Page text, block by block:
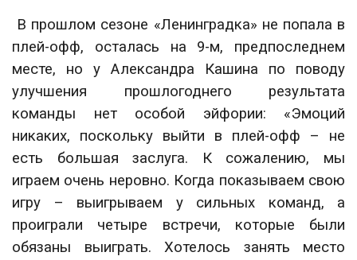
В прошлом сезоне «Ленинградка» не попала в
плей-офф, осталась на 9-м, предпоследнем
месте, но у Александра Кашина по поводу
улучшения прошлогоднего результата
команды нет особой эйфории: «Эмоций
никаких, поскольку выйти в плей-офф – не
есть большая заслуга. К сожалению, мы
играем очень неровно. Когда показываем свою
игру – выигрываем у сильных команд, а
проиграли четыре встречи, которые были
обязаны выиграть. Хотелось занять место